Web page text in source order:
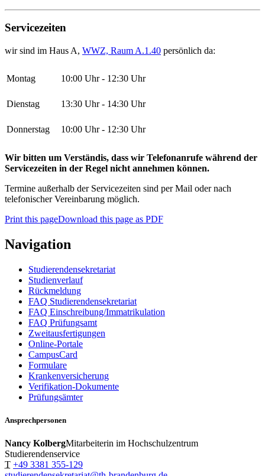
Servicezeiten
wir sind im Haus A, WWZ, Raum A.1.40 persönlich da:
Montag 10:00 Uhr - 12:30 Uhr
Dienstag 13:30 Uhr - 14:30 Uhr
Donnerstag 10:00 Uhr - 12:30 Uhr
Wir bitten um Verständis, dass wir Telefonanrufe während der
Servicezeiten in der Regel nicht annehmen können.
Termine außerhalb der Servicezeiten sind per Mail oder nach
telefonischer Vereinbarung möglich.
Print this pageDownload this page as PDF
Navigation
Studierendensekretariat
Studienverlauf
Rückmeldung
FAQ Studierendensekretariat
FAQ Einschreibung/Immatrikulation
FAQ Prüfungsamt
Zweitausfertigungen
Online-Portale
CampusCard
Formulare
Krankenversicherung
Verifikation-Dokumente
Prüfungsämter
Ansprechpersonen
Nancy KolbergMitarbeiterin im Hochschulzentrum
Studierendenservice
T +49 3381 355-129